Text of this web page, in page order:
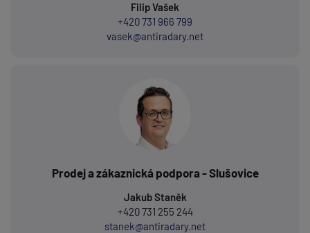
Filip Vašek
+420 731 966 799
vasek@antiradary.net
Prodej a zákaznická podpora - Slušovice
Jakub Staněk
+420 731 255 244
stanek@antiradary.net